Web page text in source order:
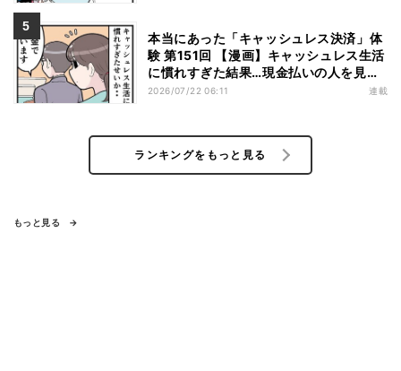
本当にあった「キャッシュレス決済」体
験 第151回 【漫画】キャッシュレス生活
に慣れすぎた結果…現金払いの人を見る
と「理由」を推理してしまう
2026/07/22 06:11 連載
ランキングをもっと見る
もっと見る